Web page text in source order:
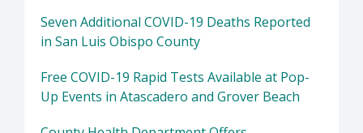
Seven Additional COVID-19 Deaths Reported
in San Luis Obispo County
Free COVID-19 Rapid Tests Available at Pop-
Up Events in Atascadero and Grover Beach